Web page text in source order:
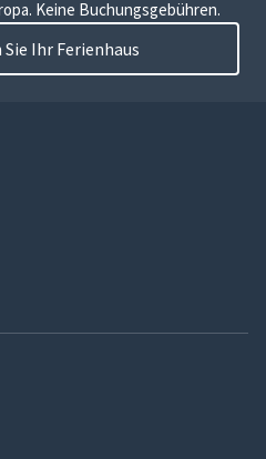
Keine Buchungsgebühren.
Ihr Ferienhaus